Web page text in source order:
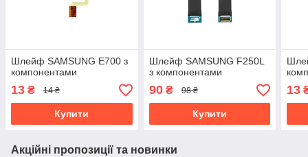
Шлейф SAMSUNG E700 з
компонентами
13 ₴ 14 ₴
Купити
Шлейф SAMSUNG F250L
з компонентами
90₴ 98 ₴
Купити
13
Акційні пропозиції та новинки